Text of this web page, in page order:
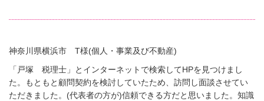
神奈川県横浜市 T様(個人・事業及び不動産)
「戸塚 税理士」とインターネットで検索してHPを見つけまし
た。もともと顧問契約を検討していたため、訪問し面談させてい
ただきました。(代表者の方が)信頼できる方だと思いました。知識